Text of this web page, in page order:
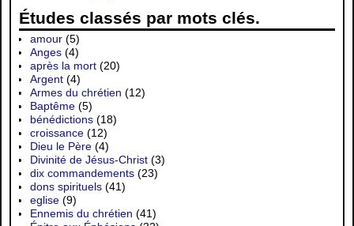
Études classés par mots clés.
amour (5)
Anges (4)
après la mort (20)
Argent (4)
Armes du chrétien (12)
Baptême (5)
bénédictions (18)
croissance (12)
Dieu le Père (4)
Divinité de Jésus-Christ (3)
dix commandements (23)
dons spirituels (41)
eglise (9)
Ennemis du chrétien (41)